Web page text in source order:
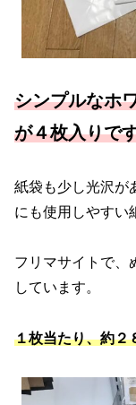
シンプルなホ
が４枚入りで
紙袋も少し光沢が
にも使用しやすい
フリマサイトで、
しています。
１枚当たり、約２